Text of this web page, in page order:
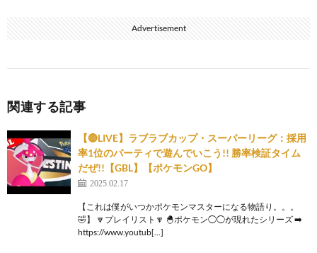
Advertisement
関連する記事
【🔴LIVE】ラブラブカップ・スーパーリーグ：採用
率1位のパーティで遊んでいこう!! 勝率検証タイム
だぜ!!【GBL】【ポケモンGO】
2025.02.17
【これは僕がいつかポケモンマスターになる物語り。。。
🤣】 🔽プレイリスト🔽 🐣ポケモン◯◯が現れたシリーズ ➡️
https://www.youtub[…]